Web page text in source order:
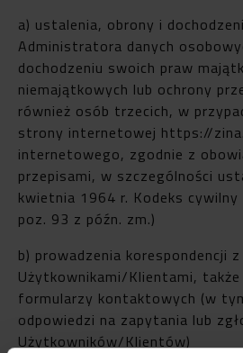
a) ustalenia, obrony i
Administratora danych
dochodzeniu swoich praw
niemajątkowych lub ochrony
również osób trzecich, w
strony internetowej https://
internetowego, zgodnie z
przepisami, w szczególności
kwietnia 1964 r. Kodeks
poz. 93 z późn. zm.)
b) prowadzenia korespondencji z
Użytkownikami/Klientami,
formularzy kontaktowych (w
odpowiedzi na zapytania lub
Użytkowników/Klientów)